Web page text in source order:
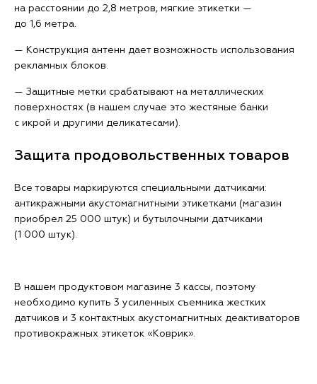
на расстоянии до 2,8 метров, мягкие этикетки —
до 1,6 метра.
— Конструкция антенн дает возможность использования
рекламных блоков.
— Защитные метки срабатывают на металлических
поверхностях (в нашем случае это жестяные банки
с икрой и другими деликатесами).
Защита продовольственных товаров
Все товары маркируются специальными датчиками:
антикражными акустомагнитными этикетками (магазин
приобрел 25 000 штук) и бутылочными датчиками
(1 000 штук).
В нашем продуктовом магазине 3 кассы, поэтому
необходимо купить 3 усиленных съемника жестких
датчиков и 3 контактных акустомагнитных деактиваторов
противокражных этикеток «Коврик».